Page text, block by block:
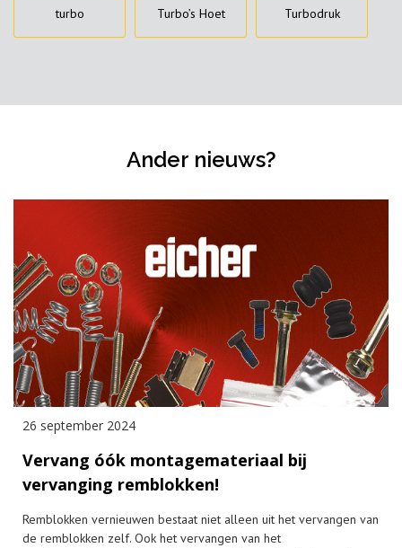
turbo Turbo’s Hoet Turbodruk
Ander nieuws?
26 september 2024
Vervang óók montagemateriaal bij
vervanging remblokken!
Remblokken vernieuwen bestaat niet alleen uit het vervangen van
de remblokken zelf. Ook het vervangen van het